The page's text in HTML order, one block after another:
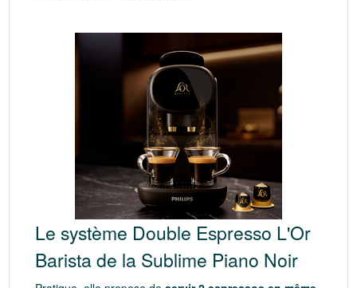
Le système Double Espresso L'Or
Barista de la Sublime Piano Noir